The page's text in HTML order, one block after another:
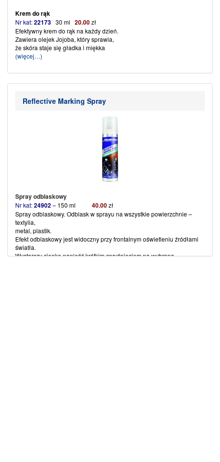
Krem do rąk
Nr kat:22173 30 ml 20.00zł
Efektywny krem do rąk na każdy dzień.
Zawiera olejek Jojoba, który sprawia,
że skóra staje się gładka i miękka
(więcej…)
Reflective Marking Spray
Spray odblaskowy
Nr kat:24902– 150 ml 40.00zł
Spray odblaskowy. Odblask w sprayu na wszystkie powierzchnie –
textylia,
metal, plastik.
Efekt odblaskowy jest widoczny przy frontalnym oświetleniu źródłami
światła.
Wystarczy cienko nanieść krótkim spryśnięciem na wybraną